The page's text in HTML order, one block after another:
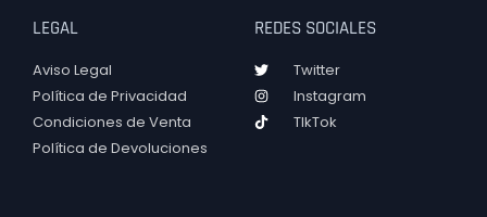
LEGAL
Aviso Legal
Política de Privacidad
Condiciones de Venta
Política de Devoluciones
REDES SOCIALES
Twitter
Instagram
TIkTok